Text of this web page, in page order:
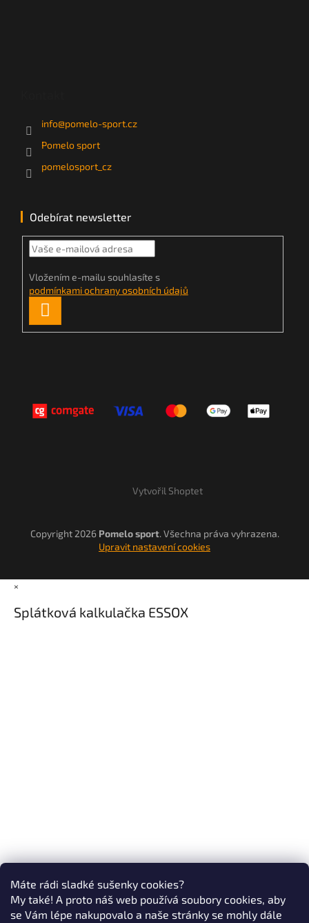
Máte rádi sladké sušenky cookies?
My také! A proto náš web používá soubory cookies, aby
se Vám lépe nakupovalo a naše stránky se mohly dále
info@pomelo-sport.cz
Pomelo sport
pomelosport_cz
Odebírat newsletter
Vložením e-mailu souhlasíte s
podmínkami ochrany osobních údajů
SE
Vytvořil Shoptet
Copyright 2026 Pomelo sport. Všechna práva vyhrazena.
Upravit nastavení cookies
×
Splátková kalkulačka ESSOX